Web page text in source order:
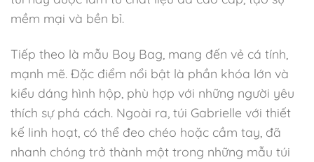
mềm mại và bền bỉ.
Tiếp theo là mẫu Boy Bag, mang đến vẻ cá tính,
mạnh mẽ. Đặc điểm nổi bật là phần khóa lớn và
kiểu dáng hình hộp, phù hợp với những người yêu
thích sự phá cách. Ngoài ra, túi Gabrielle với thiết
kế linh hoạt, có thể đeo chéo hoặc cầm tay, đã
nhanh chóng trở thành một trong những mẫu túi